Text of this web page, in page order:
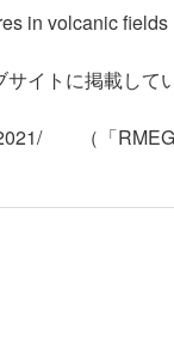
in volcanic fields
イトに掲載して
（「